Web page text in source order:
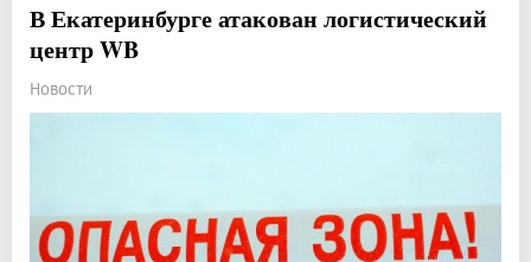
В Екатеринбурге атакован логистический
центр WB
Новости